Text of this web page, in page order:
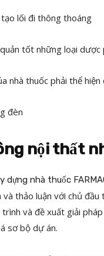
lối đi thông thoáng
tốt những loại dược
nhà thuốc phải thể
đèn
nội thất
và thảo luận với chủ
và đề xuất giải
sơ bộ dự án.